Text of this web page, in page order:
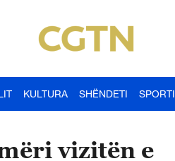
KULTURA SHËNDETI SPORTI
vizitën e